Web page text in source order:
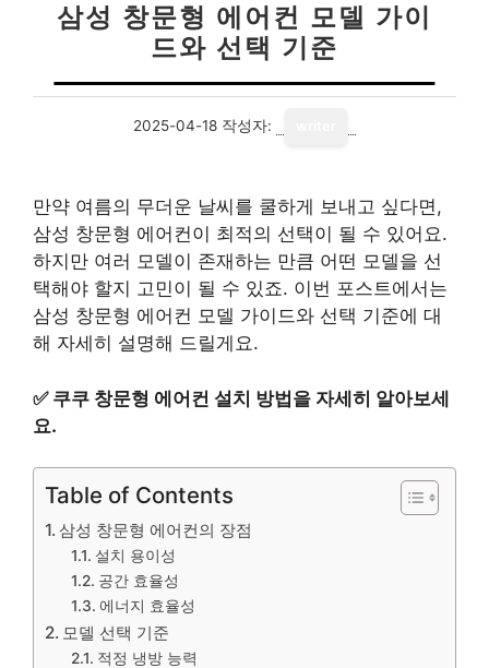
삼성 창문형 에어컨 모델 가이
드와 선택 기준
2025-04-18 작성자:
만약 여름의 무더운 날씨를 쿨하게 보내고 싶다면,
삼성 창문형 에어컨이 최적의 선택이 될 수 있어요.
하지만 여러 모델이 존재하는 만큼 어떤 모델을 선
택해야 할지 고민이 될 수 있죠. 이번 포스트에서는
삼성 창문형 에어컨 모델 가이드와 선택 기준에 대
해 자세히 설명해 드릴게요.
✅ 쿠쿠 창문형 에어컨 설치 방법을 자세히 알아보세
요.
Table of Contents
삼성 창문형 에어컨의 장점
설치 용이성
공간 효율성
에너지 효율성
모델 선택 기준
적정 냉방 능력